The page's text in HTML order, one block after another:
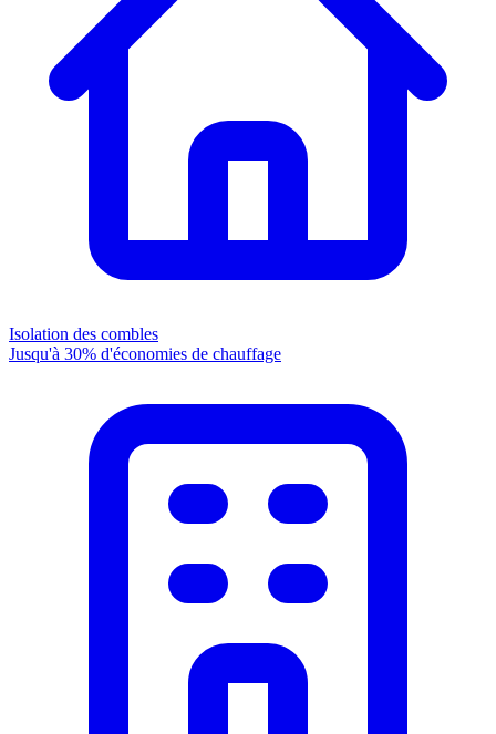
Isolation des combles
Jusqu'à 30% d'économies de chauffage